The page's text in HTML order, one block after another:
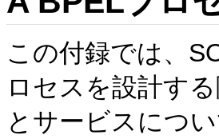
この付録では、
ロセスを設計す
とサービスにつ